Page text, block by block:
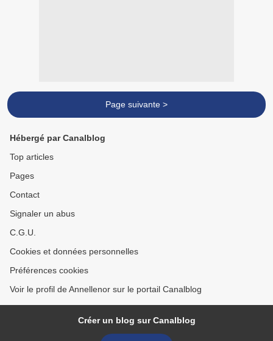
Page suivante >
Hébergé par Canalblog
Top articles
Pages
Contact
Signaler un abus
C.G.U.
Cookies et données personnelles
Préférences cookies
Voir le profil de Annellenor sur le portail Canalblog
Créer un blog sur Canalblog